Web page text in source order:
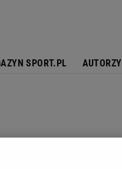
SPORT.PL AUTORZY